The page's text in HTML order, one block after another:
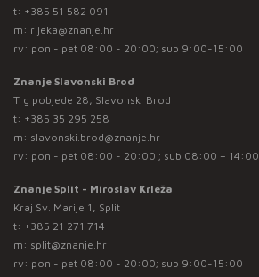
t: +385 51 582 091
m: rijeka@znanje.hr
rv: pon - pet 08:00 - 20:00; sub 9:00-15:00
Znanje Slavonski Brod
Trg pobjede 28, Slavonski Brod
t: +385 35 295 258
m: slavonski.brod@znanje.hr
rv: pon - pet 08:00 - 20:00 ; sub 08:00 – 14:00
Znanje Split - Miroslav Krleža
Kraj Sv. Marije 1, Split
t: +385 21 271 714
m: split@znanje.hr
rv: pon - pet 08:00 - 20:00; sub 9:00-15:00